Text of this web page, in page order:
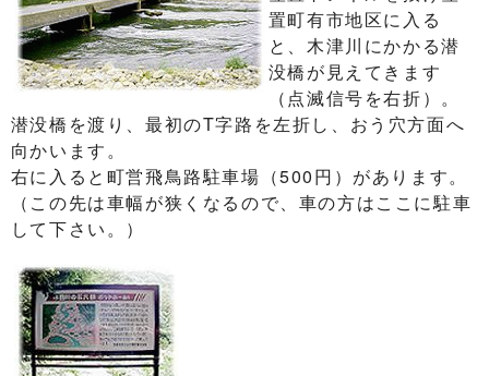
置町有市地区に入る
と、木津川にかかる潜
没橋が見えてきます
（点滅信号を右折）。
潜没橋を渡り、最初のT字路を左折し、おう穴方面へ
向かいます。
右に入ると町営飛鳥路駐車場（500円）があります。
（この先は車幅が狭くなるので、車の方はここに駐車
して下さい。）